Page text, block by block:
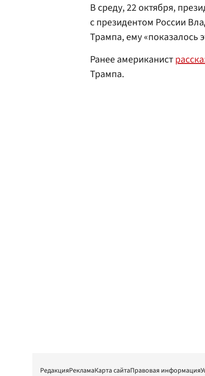
В среду, 22 октября,
с президентом России
Трампа, ему «показалось
Ранее американист
Трампа.
РедакцияРекламаКарта сайтаПравовая информация